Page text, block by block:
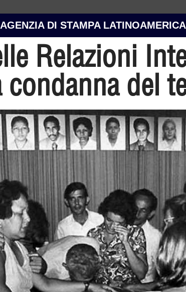
AGENZIA DI STAMPA
Relazioni
condanna del